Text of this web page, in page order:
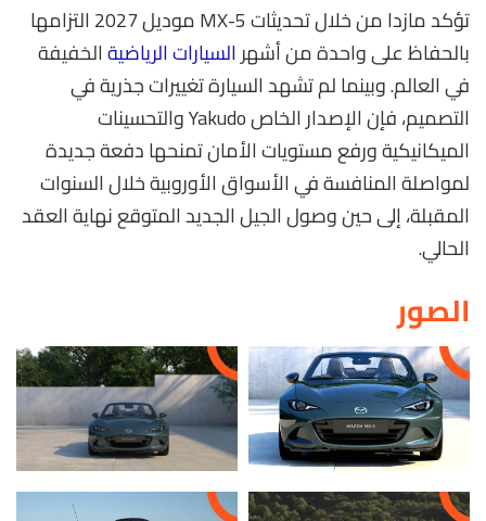
تؤكد مازدا من خلال تحديثات MX-5 موديل 2027 التزامها
بالحفاظ على واحدة من أشهرالسيارات الرياضيةالخفيفة
في العالم. وبينما لم تشهد السيارة تغييرات جذرية في
التصميم، فإن الإصدار الخاص Yakudo والتحسينات
الميكانيكية ورفع مستويات الأمان تمنحها دفعة جديدة
لمواصلة المنافسة في الأسواق الأوروبية خلال السنوات
المقبلة، إلى حين وصول الجيل الجديد المتوقع نهاية العقد
الحالي.
الصور